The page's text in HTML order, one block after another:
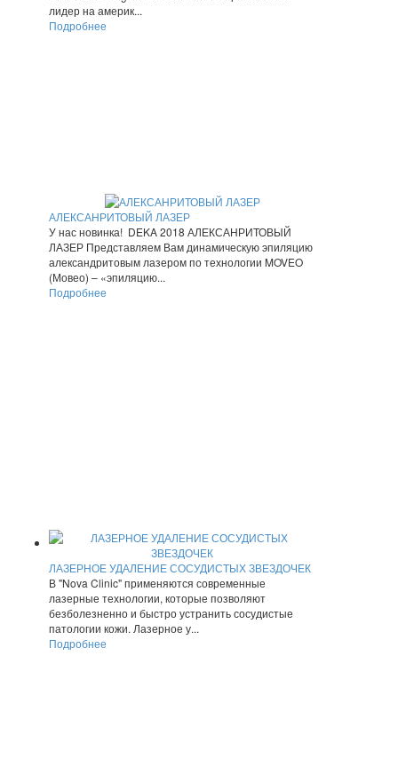
лидер на америк...
Подробнее
АЛЕКСАНРИТОВЫЙ ЛАЗЕР
У нас новинка! DEKA 2018 АЛЕКСАНРИТОВЫЙ
ЛАЗЕР Представляем Вам динамическую эпиляцию
александритовым лазером по технологии MOVEO
(Мовео) – «эпиляцию...
Подробнее
ЛАЗЕРНОЕ УДАЛЕНИЕ СОСУДИСТЫХ ЗВЕЗДОЧЕК
В "Nova Clinic" применяются современные
лазерные технологии, которые позволяют
безболезненно и быстро устранить сосудистые
патологии кожи. Лазерное у...
Подробнее